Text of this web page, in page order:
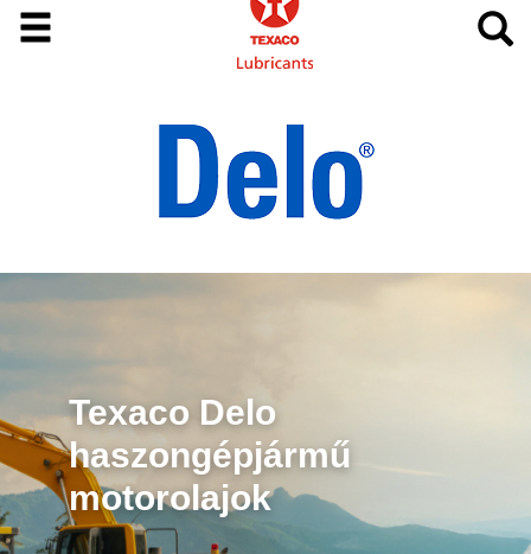
Texaco Delo
haszongépjármű
motorolajok